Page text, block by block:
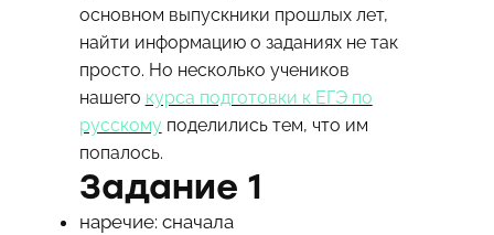
основном выпускники прошлых лет,
найти информацию о заданиях не так
просто. Но несколько учеников
нашего курса подготовки к ЕГЭ по
русскомуподелились тем, что им
попалось.
Задание 1
наречие: сначала